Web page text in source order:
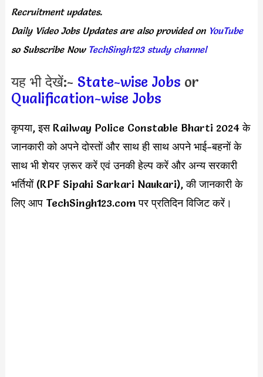
Recruitment updates.
Daily Video Jobs Updates are also provided onYouTube
so Subscribe Now TechSingh123 study channel
यह भी देखें:- State-wise Jobs or
Qualification-wise Jobs
कृपया, इस Railway Police Constable Bharti 2024 के
जानकारी को अपने दोस्तों और साथ ही साथ अपने भाई-बहनों के
साथ भी शेयर ज़रूर करें एवं उनकी हेल्प करें और अन्य सरकारी
भर्तियों (RPF Sipahi Sarkari Naukari), की जानकारी के
लिए आप TechSingh123.com पर प्रतिदिन विजिट करें।